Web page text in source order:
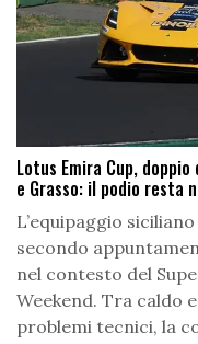
Lotus Emira Cup,
e Grasso: il podio resta
L’equipaggio
secondo
nel contesto del
Weekend. Tra caldo
problemi tecnici, la